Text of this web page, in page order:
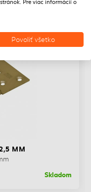
MM
Skladom
Povoliť všetko